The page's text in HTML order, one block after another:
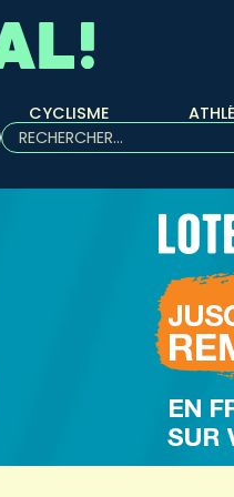
CYCLISME
Rechercher :